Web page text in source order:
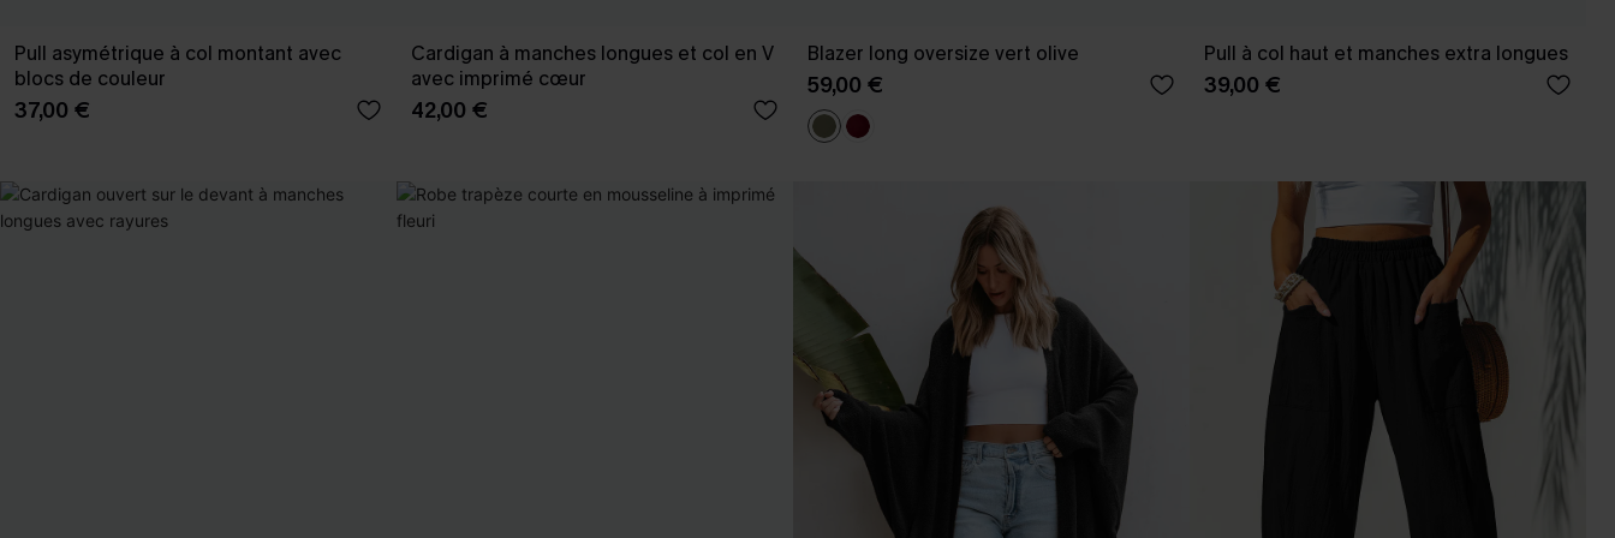
Pull asymétrique à col montant avec
blocs de couleur
37,00 €
Cardigan à manches longues et col en V
avec imprimé cœur
42,00 €
Blazer long oversize vert olive
59,00 €
Pull à col haut et manches extra longues
39,00 €